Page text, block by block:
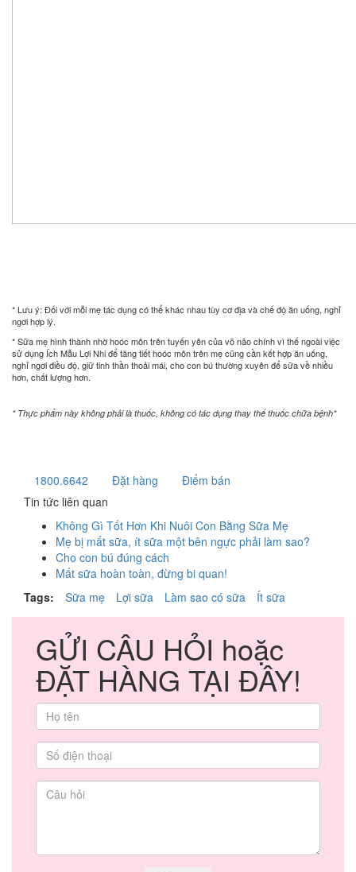
* Lưu ý: Đối với mỗi mẹ tác dụng có thể khác nhau tùy cơ địa và chế độ ăn uống, nghỉ
ngơi hợp lý.
* Sữa mẹ hình thành nhờ hoóc môn trên tuyến yên của võ não chính vì thế ngoài việc
sử dụng Ích Mẫu Lợi Nhi để tăng tiết hoóc môn trên mẹ cũng cần kết hợp ăn uống,
nghỉ ngơi điều độ, giữ tinh thần thoải mái, cho con bú thường xuyên để sữa về nhiều
hơn, chất lượng hơn.
* Thực phẩm này không phải là thuốc, không có tác dụng thay thế thuốc chữa bệnh*
1800.6642 Đặt hàng
Điểm bán
Tin tức liên quan
Không Gì Tốt Hơn Khi Nuôi Con Bằng Sữa Mẹ
Mẹ bị mất sữa, ít sữa một bên ngực phải làm sao?
Cho con bú đúng cách
Mất sữa hoàn toàn, đừng bi quan!
Tags:
Sữa mẹ Lợi sữa Làm sao có sữa Ít sữa
GỬI CÂU HỎI hoặc
ĐẶT HÀNG TẠI ĐÂY!